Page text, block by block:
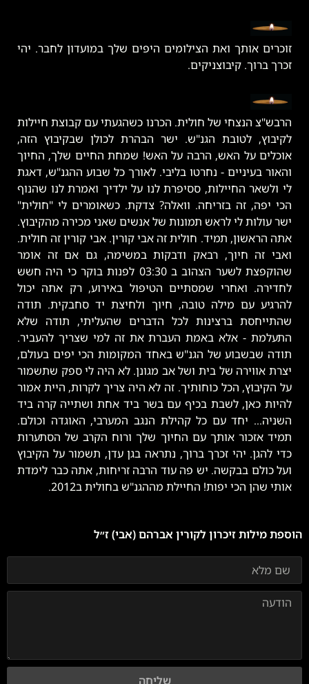
זוכרים אותך ואת הצילומים היפים שלך במועדון לחבר. יהי
זכרך ברוך. קיבוצניקים.
הרבש"צ הנצחי של חולית. הכרנו כשהגעתי עם קבוצת חיילות
לקיבוץ, לטובת הגנ"ש. ישר הבהרת לכולן שבקיבוץ הזה,
אוכלים על האש, הרבה על האש! שמחת החיים שלך, החיוך
והאור בעיניים - נחרטו בליבי. לאורך כל שבוע ההגנ"ש, דאגת
לי ולשאר החיילות, ססיפרת לנו על ילדיך ואמרת לנו שהנוף
הכי יפה, זה בזריחה. וואלה? צדקת. כשאומרים לי "חולית"
ישר עולות לי לראש תמונות של אנשים שאני מכירה מהקיבוץ.
אתה הראשון, תמיד. חולית זה אבי קורין. אבי קורין זה חולית.
ואבי זה חיוך, רבאק ודבקות במשימה, גם אם זה אומר
שהוקפצת לשער הצהוב ב 03:30 לפנות בוקר כי היה חשש
לחדירה. ואחרי שמסתיים הטיפול באירוע, רק אתה יכול
להרגיע עם מילה טובה, חיוך ולחיצת יד סחבקית. תודה
שהתייחסת ברצינות לכל הדברים שהעליתי, תודה שלא
התעלמת - אלא באמת העברת את זה למי שצריך להעביר.
תודה שבשבוע של הגנ"ש באחד המקומות הכי יפים בעולם,
יצרת אווירה של בית ושל אב מגונן. לא היה לי ספק שתשמור
על הקיבוץ, הכל כוחותיך. זה לא היה צריך לקרות, היית אמור
להיות כאן, לשבת בכיף עם בשר ביד אחת ושתייה קרה ביד
השניה... יחד עם כל קהילת הנגב המערבי, האוגדה וכולם.
תמיד אזכור אותך עם החיוך שלך ורוח הקרב של הסתערות
כדי להגן. יהי זכרך ברוך, נתראה בגן עדן, תשמור על הקיבוץ
ועל כולם בבקשה. יש פה עוד הרבה זריחות, אתה כבר לימדת
אותי שהן הכי יפות! החיילת מההגנ"ש בחולית ב2012.
הוספת מילות זיכרון לקורין אברהם (אבי) ז״ל
שליחה